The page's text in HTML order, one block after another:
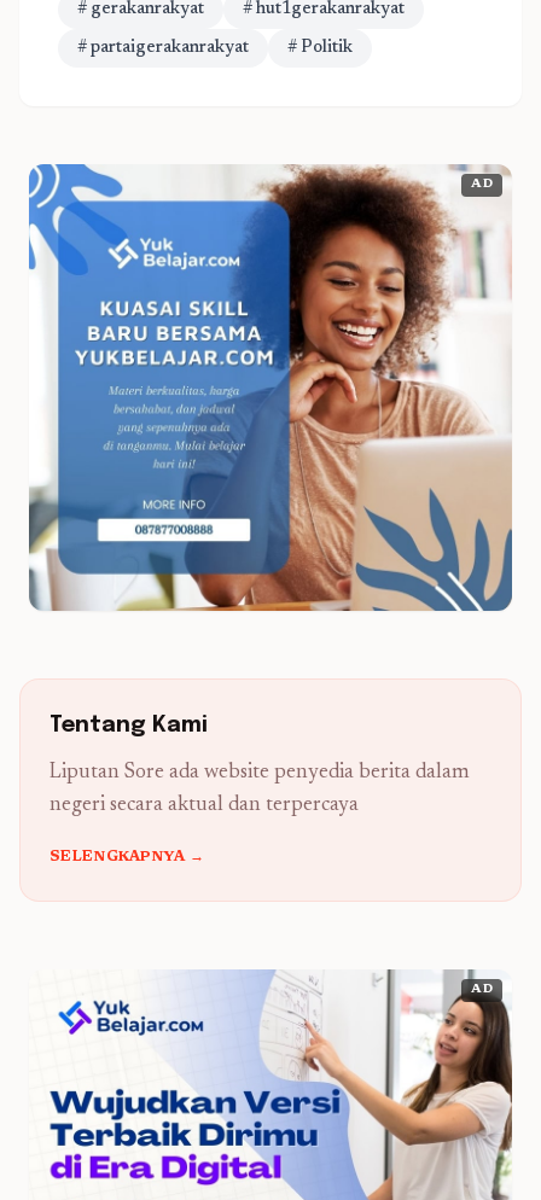
# gerakanrakyat # hut1gerakanrakyat
# partaigerakanrakyat # Politik
AD
Tentang Kami
Liputan Sore ada website penyedia berita dalam
negeri secara aktual dan terpercaya
SELENGKAPNYA →
AD